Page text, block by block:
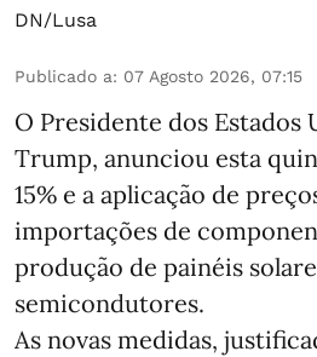
DN/Lusa
Publicado a: 07 Agosto 2026, 07:15
O Presidente dos Estados
Trump, anunciou esta
15% e a aplicação de
importações de
produção de painéis
semicondutores.
As novas medidas,